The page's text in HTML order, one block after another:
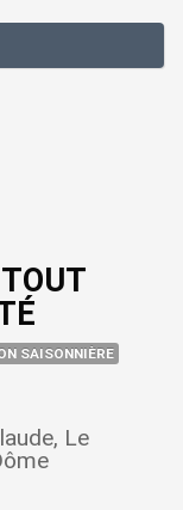
SAISONNIÈRE
Le